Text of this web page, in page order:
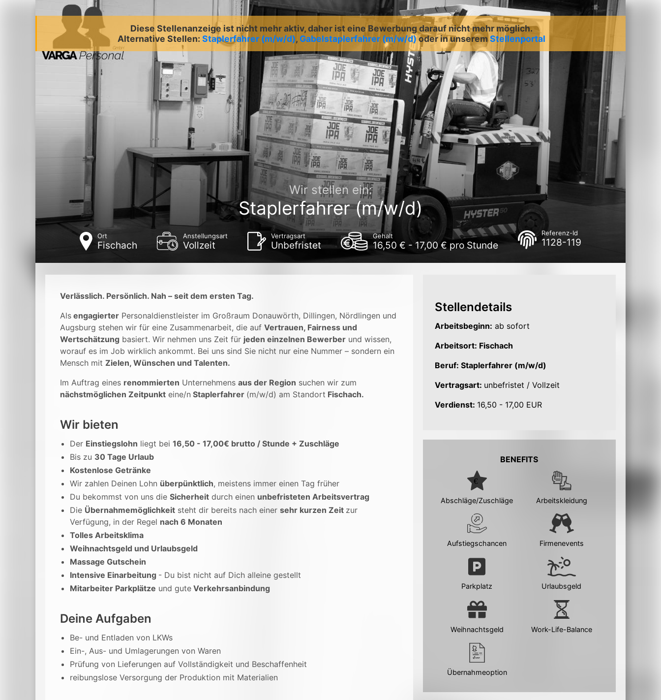
Diese Stellenanzeige ist nicht mehr aktiv, daher ist eine Bewerbung darauf nicht mehr möglich.
Alternative Stellen: Staplerfahrer (m/w/d), Gabelstaplerfahrer (m/w/d) oder in unserem Stellenportal
Wir stellen ein:
Staplerfahrer (m/w/d)
Ort
Fischach
Anstellungsart
Vollzeit
Vertragsart
Unbefristet
Gehalt
16,50 € - 17,00 € pro Stunde
Referenz-Id
1128-119
Verlässlich. Persönlich. Nah – seit dem ersten Tag.
Als engagierter Personaldienstleister im Großraum Donauwörth, Dillingen, Nördlingen und
Augsburg stehen wir für eine Zusammenarbeit, die auf Vertrauen, Fairness und
Wertschätzung basiert. Wir nehmen uns Zeit für jeden einzelnen Bewerber und wissen,
worauf es im Job wirklich ankommt. Bei uns sind Sie nicht nur eine Nummer – sondern ein
Mensch mit Zielen, Wünschen und Talenten.
Im Auftrag eines renommierten Unternehmens aus der Region suchen wir zum
nächstmöglichen Zeitpunkt eine/n Staplerfahrer (m/w/d) am Standort Fischach.
Wir bieten
Der Einstiegslohn liegt bei 16,50 - 17,00€ brutto / Stunde + Zuschläge
Bis zu 30 Tage Urlaub
Kostenlose Getränke
Wir zahlen Deinen Lohn überpünktlich, meistens immer einen Tag früher
Du bekommst von uns die Sicherheit durch einen unbefristeten Arbeitsvertrag
Die Übernahmemöglichkeit steht dir bereits nach einer sehr kurzen Zeit zur
Verfügung, in der Regel nach 6 Monaten
Tolles Arbeitsklima
Weihnachtsgeld und Urlaubsgeld
Massage Gutschein
Intensive Einarbeitung - Du bist nicht auf Dich alleine gestellt
Mitarbeiter Parkplätze und gute Verkehrsanbindung
Deine Aufgaben
Be- und Entladen von LKWs
Ein-, Aus- und Umlagerungen von Waren
Prüfung von Lieferungen auf Vollständigkeit und Beschaffenheit
reibungslose Versorgung der Produktion mit Materialien
Stellendetails
Arbeitsbeginn: ab sofort
Arbeitsort: Fischach
Beruf: Staplerfahrer (m/w/d)
Vertragsart: unbefristet / Vollzeit
Verdienst: 16,50 - 17,00 EUR
BENEFITS
Abschläge/Zuschläge Arbeitskleidung
Aufstiegschancen Firmenevents
Parkplatz Urlaubsgeld
Weihnachtsgeld Work-Life-Balance
Übernahmeoption